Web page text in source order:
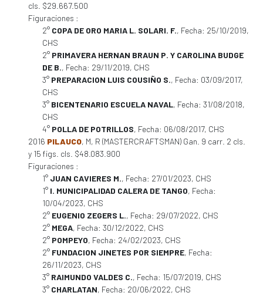
cls. $29.667.500
Figuraciones :
2° COPA DE ORO MARIA L. SOLARI. F., Fecha: 25/10/2019,
CHS
2° PRIMAVERA HERNAN BRAUN P. Y CAROLINA BUDGE
DE B., Fecha: 29/11/2019, CHS
3° PREPARACION LUIS COUSIÑO S., Fecha: 03/09/2017,
CHS
3° BICENTENARIO ESCUELA NAVAL, Fecha: 31/08/2018,
CHS
4° POLLA DE POTRILLOS, Fecha: 06/08/2017, CHS
2016 PILAUCO, M, R (MASTERCRAFTSMAN) Gan. 9 carr. 2 cls.
y 15 figs. cls. $48.083.900
Figuraciones :
1° JUAN CAVIERES M., Fecha: 27/01/2023, CHS
1° I. MUNICIPALIDAD CALERA DE TANGO, Fecha:
10/04/2023, CHS
2° EUGENIO ZEGERS L., Fecha: 29/07/2022, CHS
2° MEGA, Fecha: 30/12/2022, CHS
2° POMPEYO, Fecha: 24/02/2023, CHS
2° FUNDACION JINETES POR SIEMPRE, Fecha:
26/11/2023, CHS
3° RAIMUNDO VALDES C., Fecha: 15/07/2019, CHS
3° CHARLATAN, Fecha: 20/06/2022, CHS